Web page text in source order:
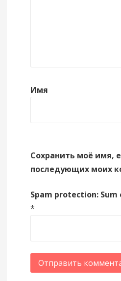
Имя
Сохранить моё имя,
последующих моих
Spam protection: Sum
*